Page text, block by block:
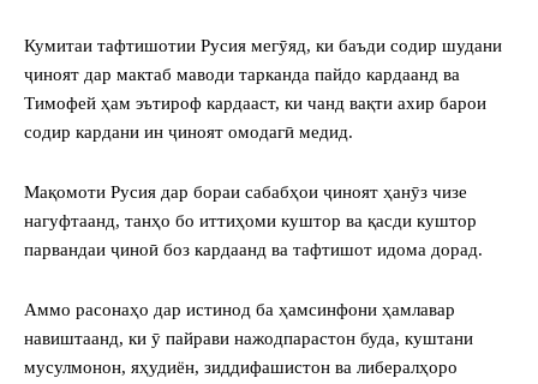
Кумитаи тафтишотии Русия мегӯяд, ки баъди содир шудани
ҷиноят дар мактаб маводи тарканда пайдо кардаанд ва
Тимофей ҳам эътироф кардааст, ки чанд вақти ахир барои
содир кардани ин ҷиноят омодагӣ медид.
Мақомоти Русия дар бораи сабабҳои ҷиноят ҳанӯз чизе
нагуфтаанд, танҳо бо иттиҳоми куштор ва қасди куштор
парвандаи ҷиноӣ боз кардаанд ва тафтишот идома дорад.
Аммо расонаҳо дар истинод ба ҳамсинфони ҳамлавар
навиштаанд, ки ӯ пайрави нажодпарастон буда, куштани
мусулмонон, яҳудиён, зиддифашистон ва либералҳоро